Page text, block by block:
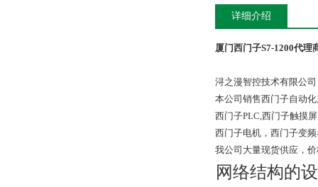
详细介绍
厦门西门子S7-1200代理
浔之漫智控技术有限公
本公司销售西门子自动
西门子PLC,西门子触摸
西门子电机，西门子变
我公司大量现货供应，
网络结构的